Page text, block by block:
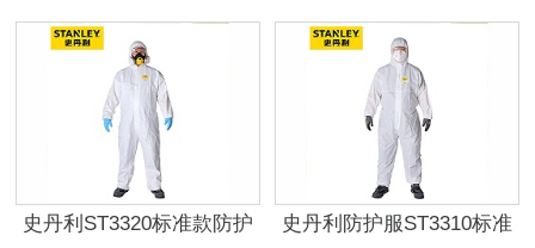
史丹利ST3320标准款防护
史丹利防护服ST3310标准